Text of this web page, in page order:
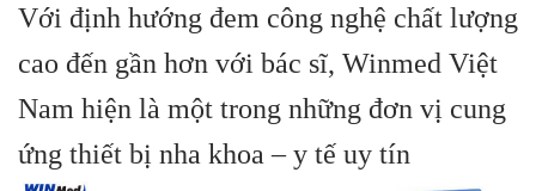
Với định hướng đem công nghệ chất lượng
cao đến gần hơn với bác sĩ, Winmed Việt
Nam hiện là một trong những đơn vị cung
ứng thiết bị nha khoa – y tế uy tín